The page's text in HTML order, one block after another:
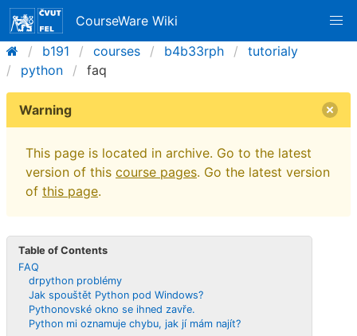
CourseWare Wiki
b191
courses b4b33rph
tutorialy
python
faq
Warning
This page is located in archive. Go to the latest
version of this course pages. Go the latest version
of this page.
Table of Contents
FAQ
drpython problémy
Jak spouštět Python pod Windows?
Pythonovské okno se ihned zavře.
Python mi oznamuje chybu, jak jí mám najít?